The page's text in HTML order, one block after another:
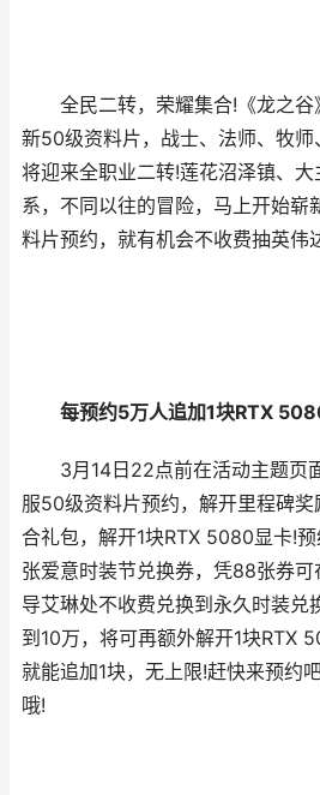
全民二转，荣耀集合!《龙之谷
新50级资料片，战士、法师、牧
将迎来全职业二转!莲花沼泽镇、
系，不同以往的冒险，马上开始崭
料片预约，就有机会不收费抽英伟
每预约5万人追加1块RTX
3月14日22点前在活动主题页
服50级资料片预约，解开里程碑
合礼包，解开1块RTX 5080显卡!
张爱意时装节兑换券，凭88张券
导艾琳处不收费兑换到永久时装兑
到10万，将可再额外解开1块RTX
就能追加1块，无上限!赶快来预约
哦!